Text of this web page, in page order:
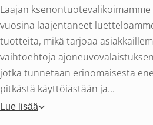
Laajan
vuosina laajentaneet
tuotteita, mikä tarjoaa
vaihtoehtoja
jotka tunnetaan erinomaisesta
pitkästä käyttöiästään ja...
Lue lisää